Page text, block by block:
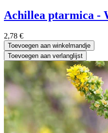
Achillea ptarmica -
2,78 €
Toevoegen aan winkelmandje
Toevoegen aan verlanglijst